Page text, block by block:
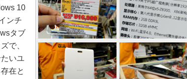
10
ンチ
タブ
で、
いユ
在と